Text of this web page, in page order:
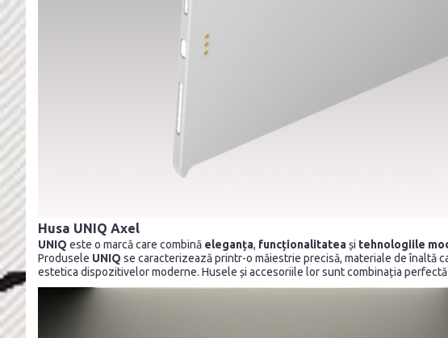
Husa UNIQ Axel
UNIQ este o marcă care combină eleganța, funcționalitateași tehnologiile
Produsele UNIQ se caracterizează printr-o măiestrie precisă, materiale de înaltă
estetica dispozitivelor moderne. Husele și accesoriile lor sunt combinația